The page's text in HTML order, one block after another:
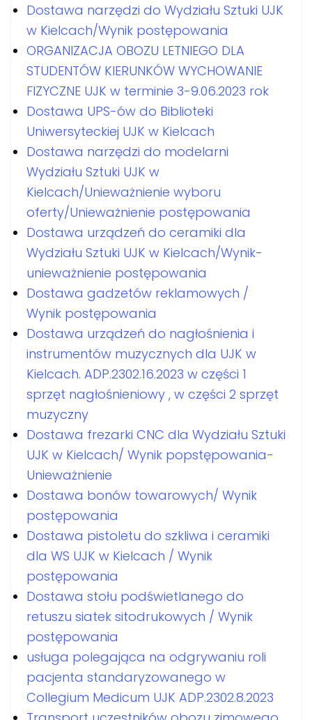
Dostawa narzędzi do Wydziału Sztuki UJK
w Kielcach/Wynik postępowania
ORGANIZACJA OBOZU LETNIEGO DLA
STUDENTÓW KIERUNKÓW WYCHOWANIE
FIZYCZNE UJK w terminie 3-9.06.2023 rok
Dostawa UPS-ów do Biblioteki
Uniwersyteckiej UJK w Kielcach
Dostawa narzędzi do modelarni
Wydziału Sztuki UJK w
Kielcach/Unieważnienie wyboru
oferty/Unieważnienie postępowania
Dostawa urządzeń do ceramiki dla
Wydziału Sztuki UJK w Kielcach/Wynik-
unieważnienie postępowania
Dostawa gadzetów reklamowych /
Wynik postępowania
Dostawa urządzeń do nagłośnienia i
instrumentów muzycznych dla UJK w
Kielcach. ADP.2302.16.2023 w części 1
sprzęt nagłośnieniowy , w części 2 sprzęt
muzyczny
Dostawa frezarki CNC dla Wydziału Sztuki
UJK w Kielcach/ Wynik popstępowania-
Unieważnienie
Dostawa bonów towarowych/ Wynik
postępowania
Dostawa pistoletu do szkliwa i ceramiki
dla WS UJK w Kielcach / Wynik
postępowania
Dostawa stołu podświetlanego do
retuszu siatek sitodrukowych / Wynik
postępowania
usługa polegająca na odgrywaniu roli
pacjenta standaryzowanego w
Collegium Medicum UJK ADP.2302.8.2023